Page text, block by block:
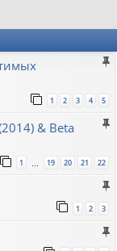
1 2 3 4 5
& Beta
1 … 19 20 21 22
1 2 3